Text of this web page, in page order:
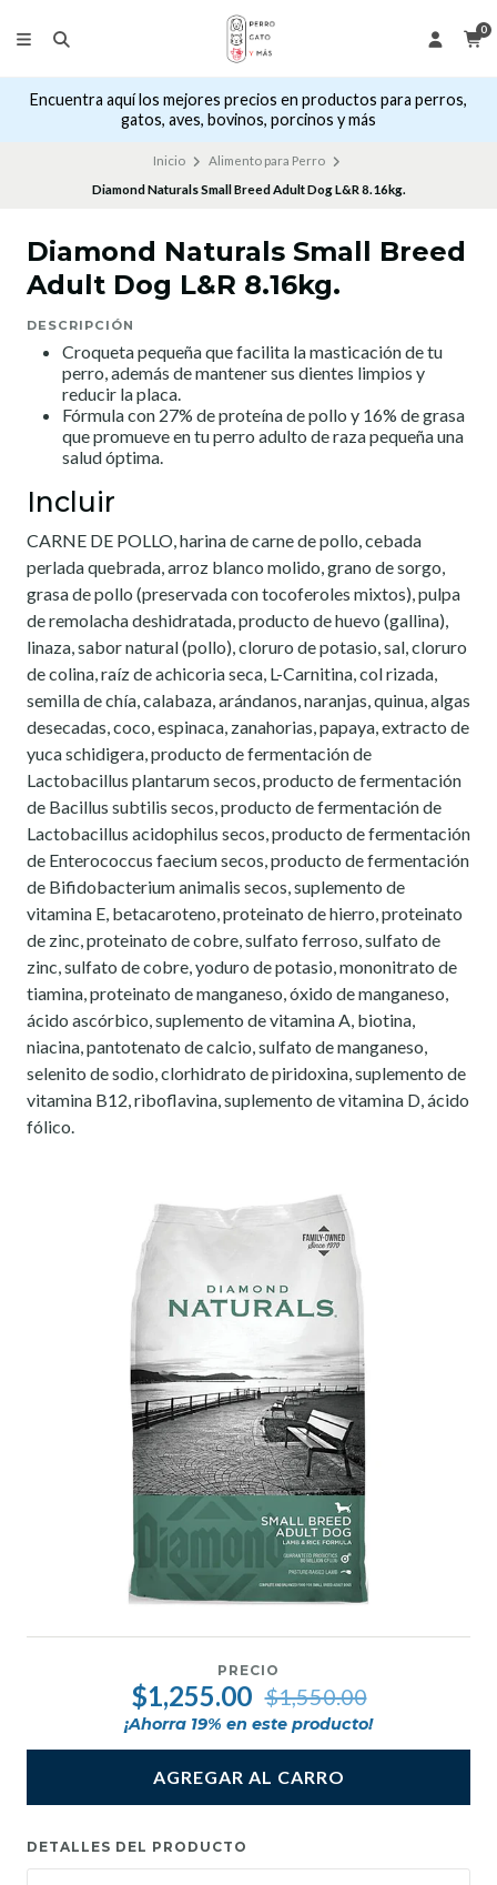
0
Encuentra aquí los mejores precios en productos para perros,
gatos, aves, bovinos, porcinos y más
Inicio
Alimento para Perro
Diamond Naturals Small Breed Adult Dog L&R 8.16kg.
Diamond Naturals Small Breed
Adult Dog L&R 8.16kg.
DESCRIPCIÓN
Croqueta pequeña que facilita la masticación de tu
perro, además de mantener sus dientes limpios y
reducir la placa.
Fórmula con 27% de proteína de pollo y 16% de grasa
que promueve en tu perro adulto de raza pequeña una
salud óptima.
Incluir
CARNE DE POLLO, harina de carne de pollo, cebada
perlada quebrada, arroz blanco molido, grano de sorgo,
grasa de pollo (preservada con tocoferoles mixtos), pulpa
de remolacha deshidratada, producto de huevo (gallina),
linaza, sabor natural (pollo), cloruro de potasio, sal, cloruro
de colina, raíz de achicoria seca, L-Carnitina, col rizada,
semilla de chía, calabaza, arándanos, naranjas, quinua, algas
desecadas, coco, espinaca, zanahorias, papaya, extracto de
yuca schidigera, producto de fermentación de
Lactobacillus plantarum secos, producto de fermentación
de Bacillus subtilis secos, producto de fermentación de
Lactobacillus acidophilus secos, producto de fermentación
de Enterococcus faecium secos, producto de fermentación
de Bifidobacterium animalis secos, suplemento de
vitamina E, betacaroteno, proteinato de hierro, proteinato
de zinc, proteinato de cobre, sulfato ferroso, sulfato de
zinc, sulfato de cobre, yoduro de potasio, mononitrato de
tiamina, proteinato de manganeso, óxido de manganeso,
ácido ascórbico, suplemento de vitamina A, biotina,
niacina, pantotenato de calcio, sulfato de manganeso,
selenito de sodio, clorhidrato de piridoxina, suplemento de
vitamina B12, riboflavina, suplemento de vitamina D, ácido
fólico.
PRECIO
$1,255.00 $1,550.00
¡Ahorra 19% en este producto!
AGREGAR AL CARRO
DETALLES DEL PRODUCTO